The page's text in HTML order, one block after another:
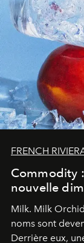
FRENCH
Commodity
nouvelle
Milk. Milk
noms sont
Derrière eux,